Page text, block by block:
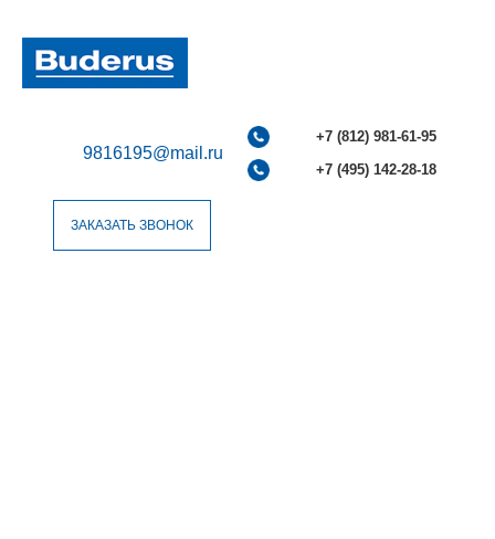
9816195@mail.ru
+7 (812) 981-61-95
+7 (495) 142-28-18
ЗАКАЗАТЬ ЗВОНОК